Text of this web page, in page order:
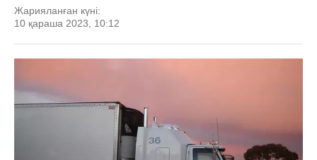
Жарияланған күні:
10 қараша 2023, 10:12